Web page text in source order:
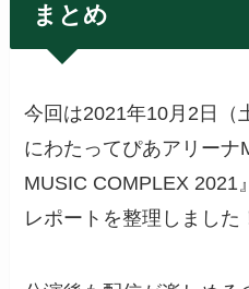
まとめ
今回は2021年10月2日（
にわたってぴあアリー
MUSIC COMPLEX 2021
レポートを整理しました